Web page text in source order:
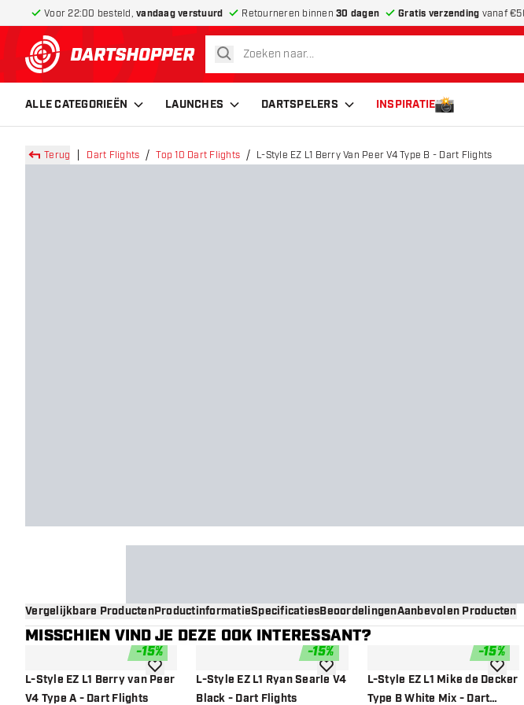
Voor 22:00 besteld, vandaag verstuurd Retourneren binnen 30 dagen Gratis verzending vanaf
terug naar home pagina
zoeken
ALLE CATEGORIEËN LAUNCHES DARTSPELERS INSPIRATIE
Terug Dart Flights Top 10 Dart Flights L-Style EZ L1 Berry Van Peer V4 Type B - Dart Flights
Vergelijkbare ProductenProductinformatieSpecificatiesBeoordelingenAanbevolen Producten
MISSCHIEN VIND JE DEZE OOK INTERESSANT?
-15%
L-Style EZ L1 Berry van Peer
V4 Type A - Dart Flights
toevoegen aan verlanglijst
-15%
L-Style EZ L1 Ryan Searle V4
Black - Dart Flights
toevoegen aan verlanglijst
-15%
L-Style EZ L1 Mike de Decker
Type B White Mix - Dart